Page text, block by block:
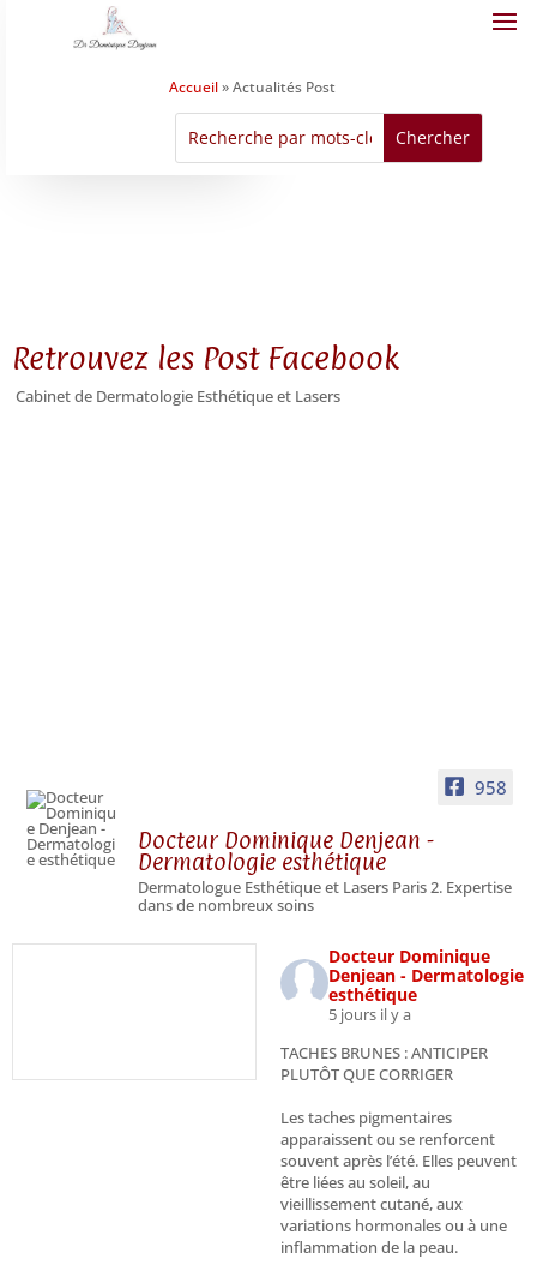
Accueil»Actualités Post
Retrouvez les Post Facebook
Cabinet de Dermatologie Esthétique et Lasers
958
Docteur Dominique Denjean -
Dermatologie esthétique
Dermatologue Esthétique et Lasers Paris 2. Expertise
dans de nombreux soins
Docteur Dominique
Denjean - Dermatologie
esthétique
5 jours il y a
TACHES BRUNES : ANTICIPER
PLUTÔT QUE CORRIGER
Les taches pigmentaires
apparaissent ou se renforcent
souvent après l’été. Elles peuvent
être liées au soleil, au
vieillissement cutané, aux
variations hormonales ou à une
inflammation de la peau.